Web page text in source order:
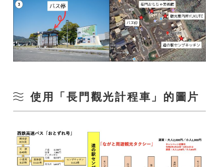
使用「長門觀光計程車」的圖片